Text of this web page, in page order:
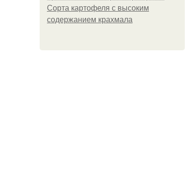
Сорта картофеля с высоким
содержанием крахмала